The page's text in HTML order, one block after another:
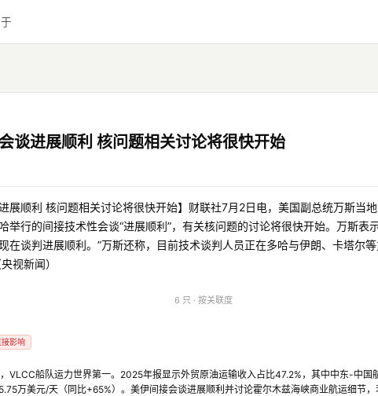
谈进展顺利 核问题相关讨论将很快开始
展顺利 核问题相关讨论将很快开始】财联社7月2日电，美国副总统万斯当
举行的间接技术性会谈“进展顺利”，有关核问题的讨论将很快开始。万斯表
在谈判进展顺利。”万斯还称，目前技术谈判人员正在多哈与伊朗、卡塔尔
视新闻）
6 只 · 按关联度
接影响
VLCC船队运力世界第一。2025年报显示外贸原油运输收入占比47.2%，其中中东-中国
万美元/天（同比+65%）。美伊间接会谈进展顺利并讨论霍尔木兹海峡商业航运细节